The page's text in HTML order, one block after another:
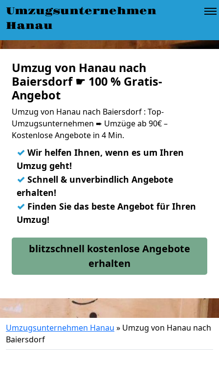
Umzugsunternehmen
Hanau
Umzug von Hanau nach
Baiersdorf ☛ 100 % Gratis-
Angebot
Umzug von Hanau nach Baiersdorf : Top-
Umzugsunternehmen ➨ Umzüge ab 90€ –
Kostenlose Angebote in 4 Min.
✓ Wir helfen Ihnen, wenn es um Ihren
Umzug geht!
✓ Schnell & unverbindlich Angebote
erhalten!
✓ Finden Sie das beste Angebot für Ihren
Umzug!
blitzschnell kostenlose Angebote
erhalten
Umzugsunternehmen Hanau » Umzug von Hanau nach
Baiersdorf